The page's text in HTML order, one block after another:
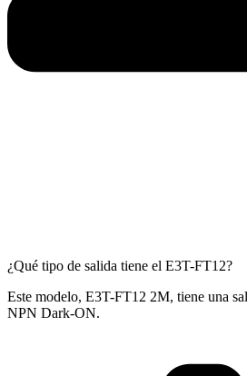
¿Qué tipo de salida tiene el E3T-FT12?
Este modelo, E3T-FT12 2M, tiene una
NPN Dark-ON.